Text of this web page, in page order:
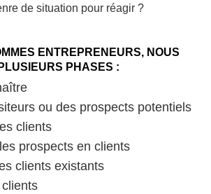
de situation pour réagir ?
ENTREPRENEURS, NOUS
PHASES :
ou des prospects potentiels
clients
prospects en clients
clients existants